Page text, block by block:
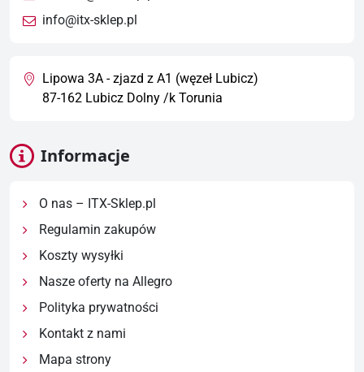
info@itx-sklep.pl
Lipowa 3A - zjazd z A1 (węzeł Lubicz)
87-162 Lubicz Dolny /k Torunia
Informacje
O nas – ITX-Sklep.pl
Regulamin zakupów
Koszty wysyłki
Nasze oferty na Allegro
Polityka prywatności
Kontakt z nami
Mapa strony